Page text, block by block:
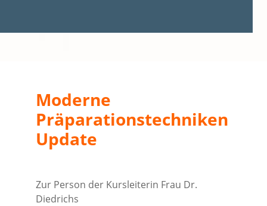
Moderne
Präparationstechniken
Update
Zur Person der Kursleiterin Frau Dr.
Diedrichs